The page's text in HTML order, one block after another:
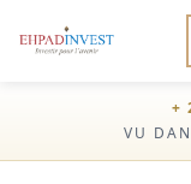
+
VU